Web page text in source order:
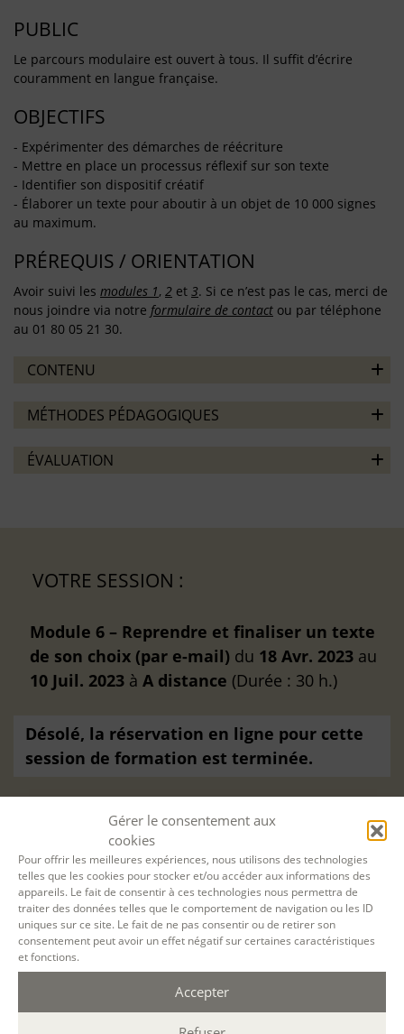
Gérer le consentement aux
cookies
Pour offrir les meilleures expériences, nous utilisons des technologies
telles que les cookies pour stocker et/ou accéder aux informations des
appareils. Le fait de consentir à ces technologies nous permettra de
traiter des données telles que le comportement de navigation ou les ID
uniques sur ce site. Le fait de ne pas consentir ou de retirer son
consentement peut avoir un effet négatif sur certaines caractéristiques
et fonctions.
Accepter
PUBLIC
Le parcours modulaire est ouvert à tous. Il suffit d’écrire
couramment en langue française.
OBJECTIFS
- Expérimenter des démarches de réécriture
- Mettre en place un processus réflexif sur son texte
- Identifier son dispositif créatif
- Élaborer un texte pour aboutir à un objet de 10 000 signes
au maximum.
PRÉREQUIS / ORIENTATION
Avoir suivi les modules 1, 2 et 3. Si ce n’est pas le cas, merci de
nous joindre via notre formulaire de contact ou par téléphone
au 01 80 05 21 30.
CONTENU
MÉTHODES PÉDAGOGIQUES
ÉVALUATION
VOTRE SESSION :
Module 6 – Reprendre et finaliser un texte
de son choix (par e-mail) du 18 Avr. 2023 au
10 Juil. 2023 à A distance (Durée : 30 h.)
Désolé, la réservation en ligne pour cette
session de formation est terminée.
Filtrer